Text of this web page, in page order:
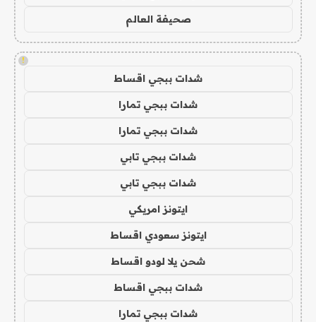
صحيفة العالم
!
شدات ببجي اقساط
شدات ببجي تمارا
شدات ببجي تمارا
شدات ببجي تابي
شدات ببجي تابي
ايتونز امريكي
ايتونز سعودي اقساط
شحن يلا لودو اقساط
شدات ببجي اقساط
شدات ببجي تمارا